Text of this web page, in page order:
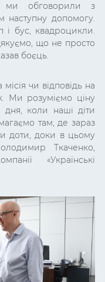
ми обговорили з
допомогу.
і бус, квадроцикли.
що не просто
боєць.
чи відповідь на
Ми розуміємо ціну
коли наші діти
там, де зараз
доти, доки в цьому
Ткаченко,
«Українські